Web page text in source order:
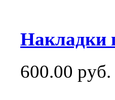
Накладки
600.00 руб.